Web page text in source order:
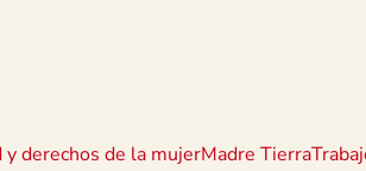
y derechos de la mujerMadre Tierra